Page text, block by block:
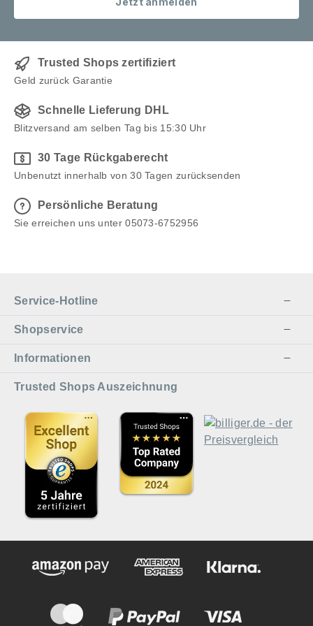
einseitiger Griffmulde Verpackt in hochwertiger
Geschenkverpackung mit Magnetverschluss
Trusted Shops zertifiziert
Geld zurück Garantie
Schnelle Lieferung DHL
Blitzversand am selben Tag bis 15:30 Uhr
30 Tage Rückgaberecht
Unbenutzt innerhalb von 30 Tagen zurücksenden
Persönliche Beratung
Sie erreichen uns unter 05073-6752956
Service-Hotline
Shopservice
Informationen
Trusted Shops Auszeichnung